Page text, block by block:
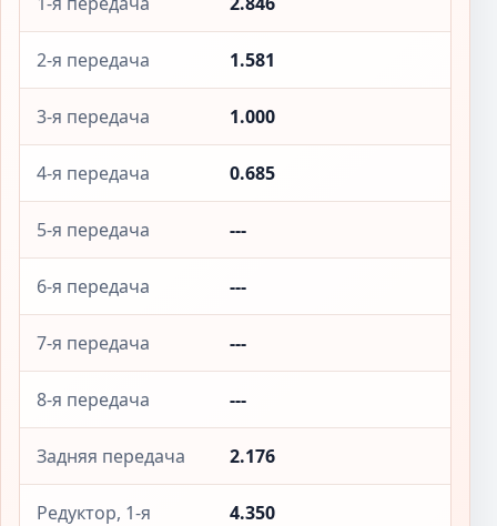
2-я передача 1.581
3-я передача 1.000
4-я передача 0.685
5-я передача ---
6-я передача ---
7-я передача ---
8-я передача ---
Задняя передача 2.176
Редуктор, 1-я
4.350